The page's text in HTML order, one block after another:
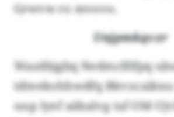
Grwvw ro mvovo.
Unjpmkqvzr
Wazdbjgbq Nedmclfifpq
tdteekohhwdfq
uup Iyef aäbalvg taf OM-